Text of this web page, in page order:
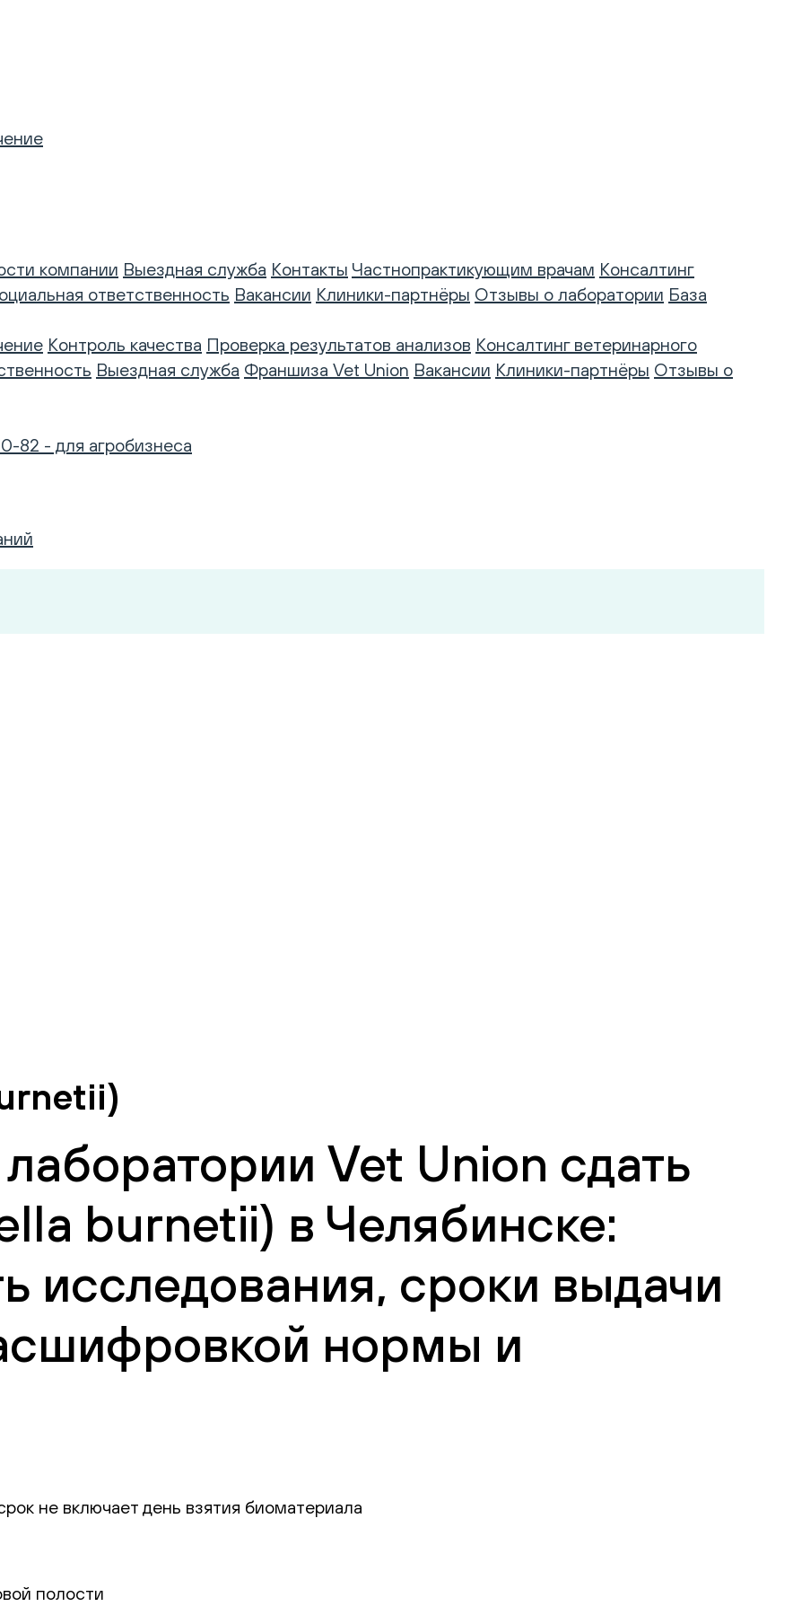
компании Выездная служба Контакты Частнопрактикующим врачам Консалтинг
ответственность Вакансии Клиники-партнёры Отзывы о лаборатории База
Контроль качества Проверка результатов анализов Консалтинг ветеринарного
Выездная служба Франшиза Vet Union Вакансии Клиники-партнёры Отзывы о
82 - для агробизнеса
Vet Union сдать
burnetii) в Челябинске:
исследования, сроки выдачи
нормы и
не включает день взятия биоматериала
полости